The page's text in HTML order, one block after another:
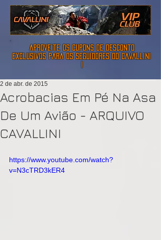
aproveite os cupons de desconto
exclusivos para os seguidores do cavallini
Acrobacias Em Pé Na Asa
De Um Avião - ARQUIVO
CAVALLINI
2 de abr. de 2015
https://www.youtube.com/watch?
v=N3cTRD3kER4